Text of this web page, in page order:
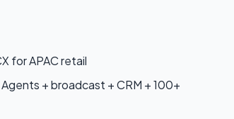
for APAC retail
+ broadcast + CRM + 100+